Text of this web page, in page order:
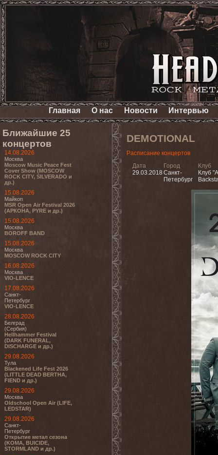
Главная О нас Новости Интервью
Ближайшие 25
концертов
14.08.2026
Москва
Moscow Music Peace Fest
Cover Show (MOSCOW
ROCK CITY, SILVERADO и
др.)
15.08.2026
Майкоп
MSR Open Air Festival 2026
(АРКОНА, PYRE и др.)
15.08.2026
Москва
BOROFF BAND
15.08.2026
Москва
MOSCOW ROCK CITY
16.08.2026
Москва
VIO-LENCE
17.08.2026
Санкт-
Петербург
VIO-LENCE
28.08.2026
Белград
(Сербия)
Hellhammer Festival
(DARK FUNERAL,
DISCHARGE и др.)
29.08.2026
Тула
Blackened Life Fest 2026
(LITTLE DEAD BERTHA,
FIEND и др.)
29.08.2026
Москва
Oldschool Open Air (LIFE,
LEDSTAR)
29.08.2026
Санкт-
Петербург
Открытие метал сезона
(KOMA, BUICIDE,
STORMLAND и др.)
DEMOTIONAL
Расписание концертов
Дата
29.03.2018
Город
Санкт-
Петербург
Клуб
Клуб